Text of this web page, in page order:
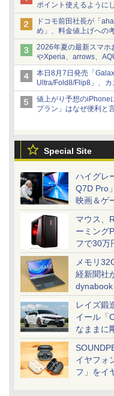
ポイント使えるようにし
ドコモ前田社長が「
め」、料金値上げへの
2026年夏の最新スマ
やXperia、arrows、
徴は
本日8月7日発売「
Ultra/Fold8/Flip8」、
ば屋のメニュー並みの
値上がり予想のiPhone
プラン」はなぜ便利と
Special Site
ハイグレ
Q7D Pro
映画＆ゲ
マウス、
ーミング
フで30万
メモリ
経新聞社
dynabook
レイズ鍛
イール「
なままに
イヤフォ
フ」をイ